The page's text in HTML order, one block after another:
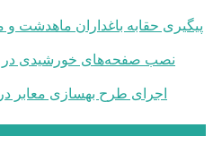
اجرای طرح بهسازی معابر در ۵۵ روستای استان البرز